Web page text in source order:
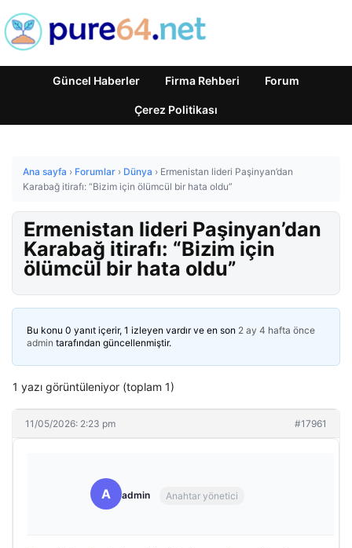
Güncel Haberler Firma Rehberi Forum
Çerez Politikası
Ana sayfa › Forumlar › Dünya › Ermenistan lideri Paşinyan’dan
Karabağ itirafı: “Bizim için ölümcül bir hata oldu”
Ermenistan lideri Paşinyan’dan
Karabağ itirafı: “Bizim için
ölümcül bir hata oldu”
Bu konu 0 yanıt içerir, 1 izleyen vardır ve en son 2 ay 4 hafta önce
admin tarafından güncellenmiştir.
1 yazı görüntüleniyor (toplam 1)
11/05/2026: 2:23 pm #17961
A admin Anahtar yönetici